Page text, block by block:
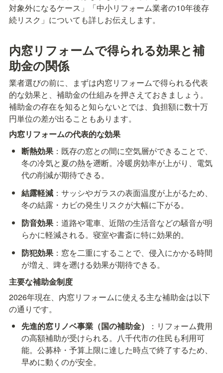
対象外になるケース」「中小リフォーム業者の10年後存
続リスク」についても詳しお伝えします。
内窓リフォームで得られる効果と補
助金の関係
業者選びの前に、まずは内窓リフォームで得られる代表
的な効果と、補助金の仕組みを押さえておきましょう。
補助金の存在を知ると知らないとでは、負担額に数十万
円単位の差が出ることもあります。
内窓リフォームの代表的な効果
断熱効果 ：既存の窓との間に空気層ができることで、
冬の冷気と夏の熱を遡断。冷暖房効率が上がり、電気
代の削減が期待できる。
結露軽減 ：サッシやガラスの表面温度が上がるため、
冬の結露・カビの発生リスクが大幅に下がる。
防音効果 ：道路や電車、近階の生活音などの騒音が明
らかに軽減される。寝室や書斎に特に効果的。
防犯効果 ：窓を二重にすることで、侵入にかかる時間
が増え、豍を遡ける効果が期待できる。
主要な補助金制度
2026年現在、内窓リフォームに使える主な補助金は以下
の通りです。
先進的窓リノベ事業（国の補助金）
：リフォーム費用
の高額補助が受けられる。八千代市の住民も利用可
能。公募枠・予算上限に達した時点で終了するため、
早めに動くのが安全。